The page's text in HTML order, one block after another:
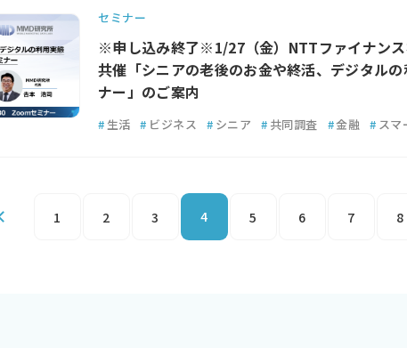
セミナー
※申し込み終了※1/27（金）NTTファイナン
共催「シニアの老後のお金や終活、デジタル
ナー」のご案内
# 生活 # ビジネス # シニア # 共同調査 #金融 # スマ
1 2 3 4 5 6 7 8